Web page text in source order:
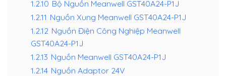
1.2.10 Bộ Nguồn Meanwell GST40A24-P1J
1.2.11 Nguồn Xung Meanwell GST40A24-P1J
1.2.12 Nguồn Điện Công Nghiệp Meanwell
GST40A24-P1J
1.2.13 Nguồn Meanwell GST40A24-P1J
1.2.14 Nguồn Adaptor 24V